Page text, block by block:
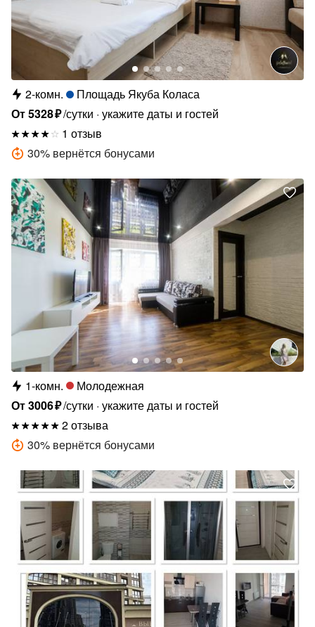
2-комн.
Площадь Якуба Коласа
От5328₽/сутки укажите даты и гостей
1 отзыв
30% вернётся бонусами
1-комн.
Молодежная
От3006₽/сутки укажите даты и гостей
2 отзыва
30% вернётся бонусами